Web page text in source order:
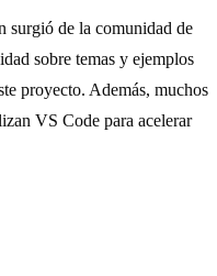
surgió de la comunidad de
sobre temas y ejemplos
proyecto. Además, muchos
VS Code para acelerar